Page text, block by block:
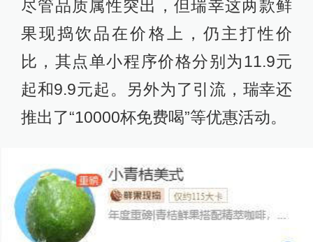
尽管品质属性突出，但瑞幸这两款鲜
果现捣饮品在价格上，仍主打性价
比，其点单小程序价格分别为11.9元
起和9.9元起。另外为了引流，瑞幸还
推出了“10000杯免费喝”等优惠活动。